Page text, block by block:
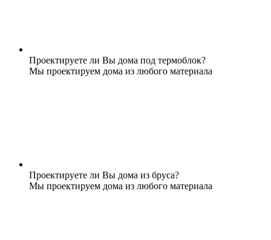
Проектируете ли Вы дома под термоблок?
Мы проектируем дома из любого материала
Проектируете ли Вы дома из бруса?
Мы проектируем дома из любого материала